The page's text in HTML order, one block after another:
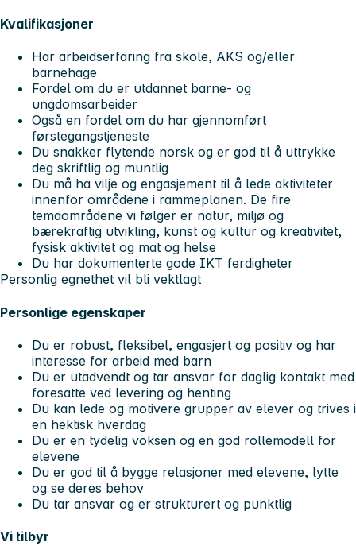
Kvalifikasjoner
Har arbeidserfaring fra skole, AKS og/eller
barnehage
Fordel om du er utdannet barne- og
ungdomsarbeider
Også en fordel om du har gjennomført
førstegangstjeneste
Du snakker flytende norsk og er god til å uttrykke
deg skriftlig og muntlig
Du må ha vilje og engasjement til å lede aktiviteter
innenfor områdene i rammeplanen. De fire
temaområdene vi følger er natur, miljø og
bærekraftig utvikling, kunst og kultur og kreativitet,
fysisk aktivitet og mat og helse
Du har dokumenterte gode IKT ferdigheter
Personlig egnethet vil bli vektlagt
Personlige egenskaper
Du er robust, fleksibel, engasjert og positiv og har
interesse for arbeid med barn
Du er utadvendt og tar ansvar for daglig kontakt med
foresatte ved levering og henting
Du kan lede og motivere grupper av elever og trives i
en hektisk hverdag
Du er en tydelig voksen og en god rollemodell for
elevene
Du er god til å bygge relasjoner med elevene, lytte
og se deres behov
Du tar ansvar og er strukturert og punktlig
Vi tilbyr